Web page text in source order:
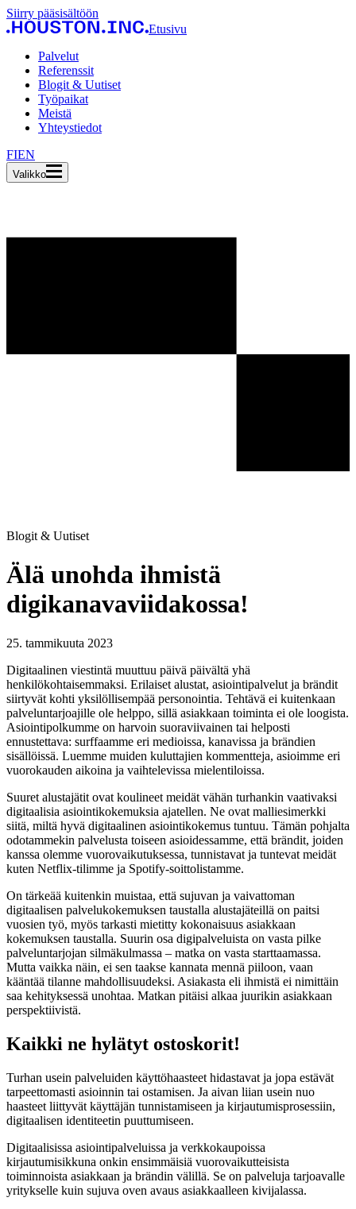
Siirry pääsisältöön
Etusivu
Palvelut
Referenssit
Blogit & Uutiset
Työpaikat
Meistä
Yhteystiedot
FIEN
Valikko
Blogit & Uutiset
Älä unohda ihmistä
digikanavaviidakossa!
25. tammikuuta 2023
Digitaalinen viestintä muuttuu päivä päivältä yhä
henkilökohtaisemmaksi. Erilaiset alustat, asiointipalvelut ja brändit
siirtyvät kohti yksilöllisempää personointia. Tehtävä ei kuitenkaan
palveluntarjoajille ole helppo, sillä asiakkaan toiminta ei ole loogista.
Asiointipolkumme on harvoin suoraviivainen tai helposti
ennustettava: surffaamme eri medioissa, kanavissa ja brändien
sisällöissä. Luemme muiden kuluttajien kommentteja, asioimme eri
vuorokauden aikoina ja vaihtelevissa mielentiloissa.
Suuret alustajätit ovat koulineet meidät vähän turhankin vaativaksi
digitaalisia asiointikokemuksia ajatellen. Ne ovat malliesimerkki
siitä, miltä hyvä digitaalinen asiointikokemus tuntuu. Tämän pohjalta
odotammekin palvelusta toiseen asioidessamme, että brändit, joiden
kanssa olemme vuorovaikutuksessa, tunnistavat ja tuntevat meidät
kuten Netflix-tilimme ja Spotify-soittolistamme.
On tärkeää kuitenkin muistaa, että sujuvan ja vaivattoman
digitaalisen palvelukokemuksen taustalla alustajäteillä on paitsi
vuosien työ, myös tarkasti mietitty kokonaisuus asiakkaan
kokemuksen taustalla. Suurin osa digipalveluista on vasta pilke
palveluntarjojan silmäkulmassa – matka on vasta starttaamassa.
Mutta vaikka näin, ei sen taakse kannata mennä piiloon, vaan
kääntää tilanne mahdollisuudeksi. Asiakasta eli ihmistä ei nimittäin
saa kehityksessä unohtaa. Matkan pitäisi alkaa juurikin asiakkaan
perspektiivistä.
Kaikki ne hylätyt ostoskorit!
Turhan usein palveluiden käyttöhaasteet hidastavat ja jopa estävät
tarpeettomasti asioinnin tai ostamisen. Ja aivan liian usein nuo
haasteet liittyvät käyttäjän tunnistamiseen ja kirjautumisprosessiin,
digitaalisen identiteetin puuttumiseen.
Digitaalisissa asiointipalveluissa ja verkkokaupoissa
kirjautumisikkuna onkin ensimmäisiä vuorovaikutteisista
toiminnoista asiakkaan ja brändin välillä. Se on palveluja tarjoavalle
yritykselle kuin sujuva oven avaus asiakkaalleen kivijalassa.